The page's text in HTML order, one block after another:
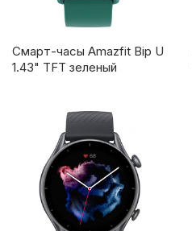
Смарт-часы Amazfit Bip U
1.43" TFT зеленый